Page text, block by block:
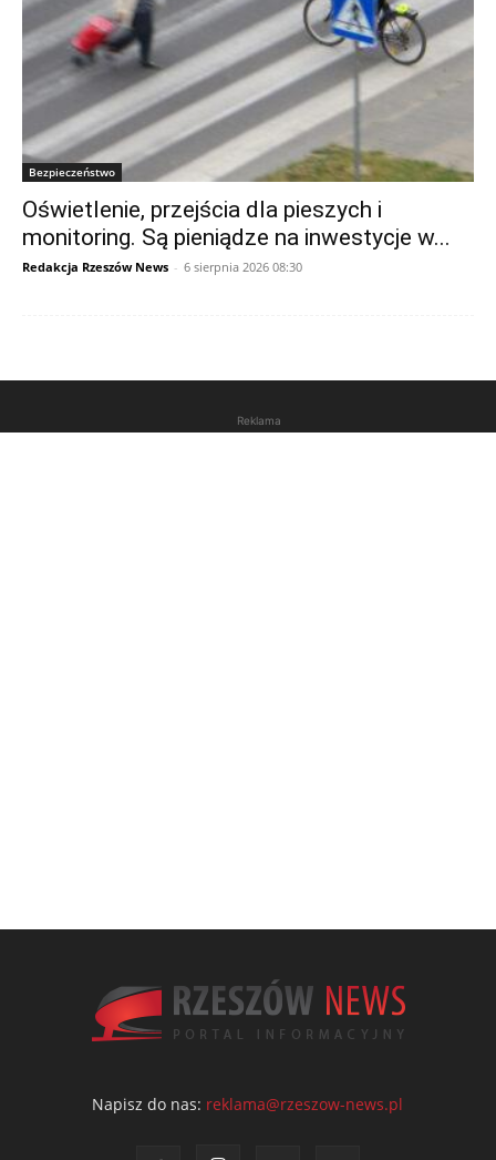
Bezpieczeństwo
Oświetlenie, przejścia dla pieszych i
monitoring. Są pieniądze na inwestycje w...
Redakcja Rzeszów News - 6 sierpnia 2026 08:30
Reklama
Napisz do nas: reklama@rzeszow-news.pl